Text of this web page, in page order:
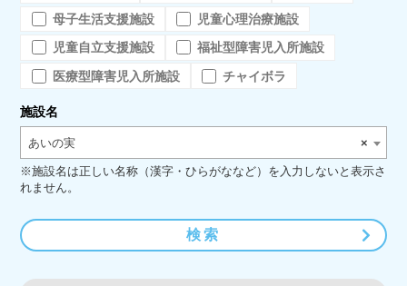
母子生活支援施設
児童心理治療施設
児童自立支援施設
福祉型障害児入所施設
医療型障害児入所施設
チャイボラ
施設名
×
あいの実
※施設名は正しい名称（漢字・ひらがななど）を入力しないと表示さ
れません。
検索